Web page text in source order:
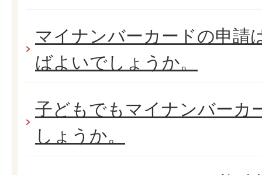
マイナンバーカードの申請
ばよいでしょうか。
子どもでもマイナンバーカ
しょうか。